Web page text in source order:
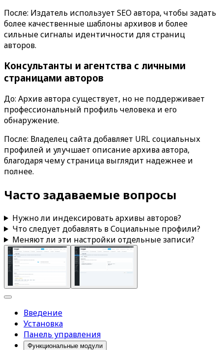
После: Издатель использует SEO автора, чтобы задать
более качественные шаблоны архивов и более
сильные сигналы идентичности для страниц
авторов.
Консультанты и агентства с личными
страницами авторов
До: Архив автора существует, но не поддерживает
профессиональный профиль человека и его
обнаружение.
После: Владелец сайта добавляет URL социальных
профилей и улучшает описание архива автора,
благодаря чему страница выглядит надежнее и
полнее.
Часто задаваемые вопросы
Нужно ли индексировать архивы авторов?
Что следует добавлять вСоциальные профили?
Меняют ли эти настройки отдельные записи?
Введение
Установка
Панель управления
Функциональные модули